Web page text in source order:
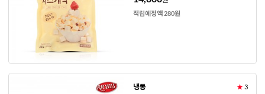
적립예정액 280원
냉동 ★3